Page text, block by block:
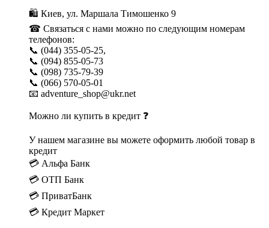
🛍 Киев, ул. Маршала Тимошенко 9
☎ Связаться с нами можно по следующим номерам
телефонов:
📞 (044) 355-05-25,
📞 (094) 855-05-73
📞 (098) 735-79-39
📞 (066) 570-05-01
📧 adventure_shop@ukr.net
Можно ли купить в кредит ❓
У нашем магазине вы можете оформить любой товар в
кредит
💳 Альфа Банк
💳 ОТП Банк
💳 ПриватБанк
💳 Кредит Маркет